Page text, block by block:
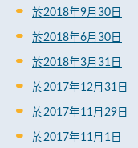
於2018年9月30日
於2018年6月30日
於2018年3月31日
於2017年12月31日
於2017年11月29日
於2017年11月1日